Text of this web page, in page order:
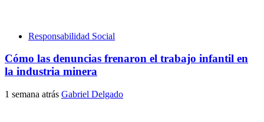
Responsabilidad Social
Cómo las denuncias frenaron el trabajo infantil en
la industria minera
1 semana atrás Gabriel Delgado